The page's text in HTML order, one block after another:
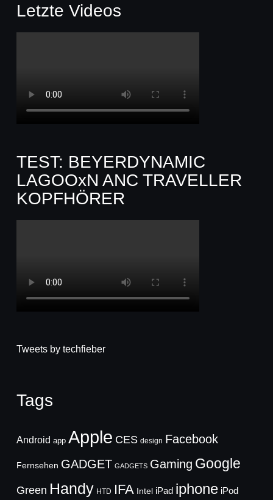
Letzte Videos
TEST: BEYERDYNAMIC
LAGOOxN ANC TRAVELLER
KOPFHÖRER
Tweets by techfieber
Tags
Android app Apple CES design Facebook
Fernsehen GADGET GADGETS Gaming Google
Green Handy HTD IFA Intel iPad iphone iPod